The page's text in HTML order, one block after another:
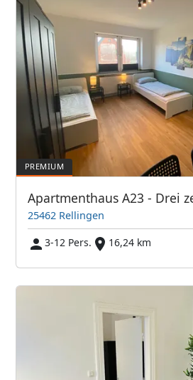
25462 Rellingen
3-12 Pers.
16,24 km